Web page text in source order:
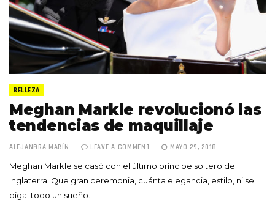
BELLEZA
Meghan Markle revolucionó las
tendencias de maquillaje
ALEJANDRA MARÍN LEAVE A COMMENT MAYO 29, 2018
Meghan Markle se casó con el último príncipe soltero de
Inglaterra. Que gran ceremonia, cuánta elegancia, estilo, ni se
diga; todo un sueño…